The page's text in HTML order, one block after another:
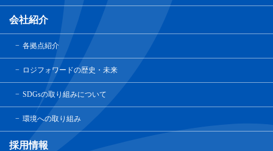
会社紹介
各拠点紹介
ロジフォワードの歴史・未来
SDGsの取り組みについて
環境への取り組み
採用情報